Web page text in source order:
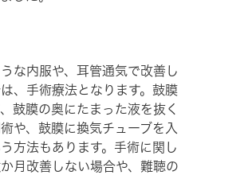
な内服や、耳管通気で改善し
、手術療法となります。鼓膜
鼓膜の奥にたまった液を抜く
や、鼓膜に換気チューブを入
方法もあります。手術に関し
月改善しない場合や、難聴の